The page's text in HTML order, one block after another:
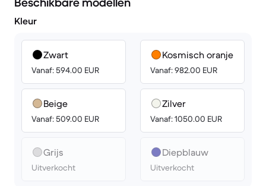
Kleur
Zwart
Vanaf: 594.00 EUR
Beige
Vanaf: 509.00 EUR
Grijs
Uitverkocht
Kosmisch oranje
Vanaf: 982.00 EUR
Zilver
Vanaf: 1050.00 EUR
Diepblauw
Uitverkocht